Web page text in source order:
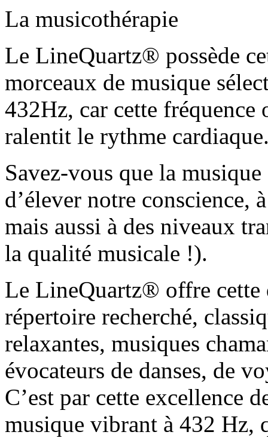
La musicothérapie
Le LineQuartz® possède
morceaux de musique
432Hz, car cette fréquence
ralentit le rythme
Savez-vous que la
d’élever notre conscience,
mais aussi à des niveaux
la qualité musicale !).
Le LineQuartz® offre cette
répertoire recherché,
relaxantes, musiques
évocateurs de danses, de
C’est par cette excellence
musique vibrant à 432 Hz,